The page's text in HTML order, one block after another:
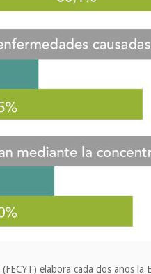
elabora cada dos años